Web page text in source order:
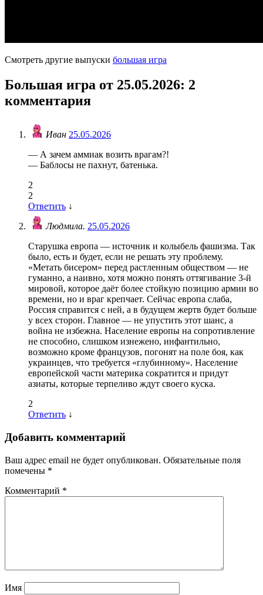
Смотреть другие выпуски большая игра
Большая игра от 25.05.2026: 2
комментария
Иван 25.05.2026
— А зачем аммиак возить врагам?!
— Баблосы не пахнут, батенька.
2
2
Ответить ↓
Людмила. 25.05.2026
Старушка европа — источник и колыбель фашизма. Так
было, есть и будет, если не решать эту проблему.
«Метать бисером» перед растленным обществом — не
гуманно, а наивно, хотя можно понять оттягивание 3-й
мировой, которое даёт более стойкую позицию армии во
времени, но и враг крепчает. Сейчас европа слаба,
Россия справится с ней, а в будущем жертв будет больше
у всех сторон. Главное — не упустить этот шанс, а
война не избежна. Население европы на сопротивление
не способно, слишком изнежено, инфантильно,
возможно кроме французов, погонят на поле боя, как
украинцев, что требуется «глубинному». Население
европейской части материка сократится и придут
азиаты, которые терпеливо ждут своего куска.
2
Ответить ↓
Добавить комментарий
Ваш адрес email не будет опубликован. Обязательные поля
помечены *
Комментарий *
Имя